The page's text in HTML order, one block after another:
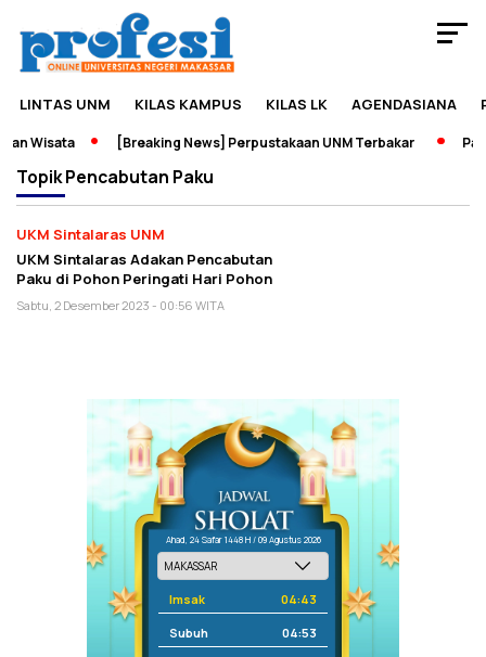
LINTAS UNM KILAS KAMPUS KILAS LK AGENDASIANA
Wisata [Breaking News] Perpustakaan UNM Terbakar
TopikPencabutan Paku
UKM Sintalaras UNM
UKM Sintalaras Adakan Pencabutan
Paku di Pohon Peringati Hari Pohon
Sabtu, 2 Desember 2023 - 00:56 WITA
Ahad, 24 Safar 1448 H / 09 Agustus 2026
Imsak 04:43
Subuh 04:53